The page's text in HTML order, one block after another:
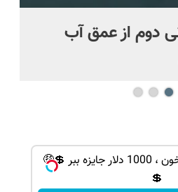
دوم از عمق آب
بازی کن ، گردونه بچرخون ، 1000 دلار جایزه ببر 💲🤑
💲